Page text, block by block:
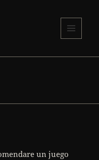
WIDGETS
un juego